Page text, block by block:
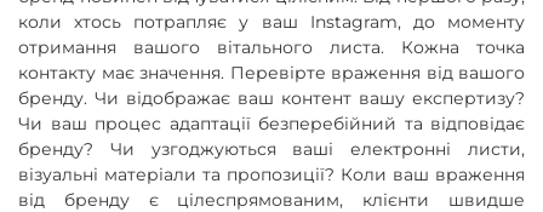
коли хтось потрапляє у ваш Instagram, до моменту
отримання вашого вітального листа. Кожна точка
контакту має значення. Перевірте враження від вашого
бренду. Чи відображає ваш контент вашу експертизу?
Чи ваш процес адаптації безперебійний та відповідає
бренду? Чи узгоджуються ваші електронні листи,
візуальні матеріали та пропозиції? Коли ваш враження
від бренду є цілеспрямованим, клієнти швидше